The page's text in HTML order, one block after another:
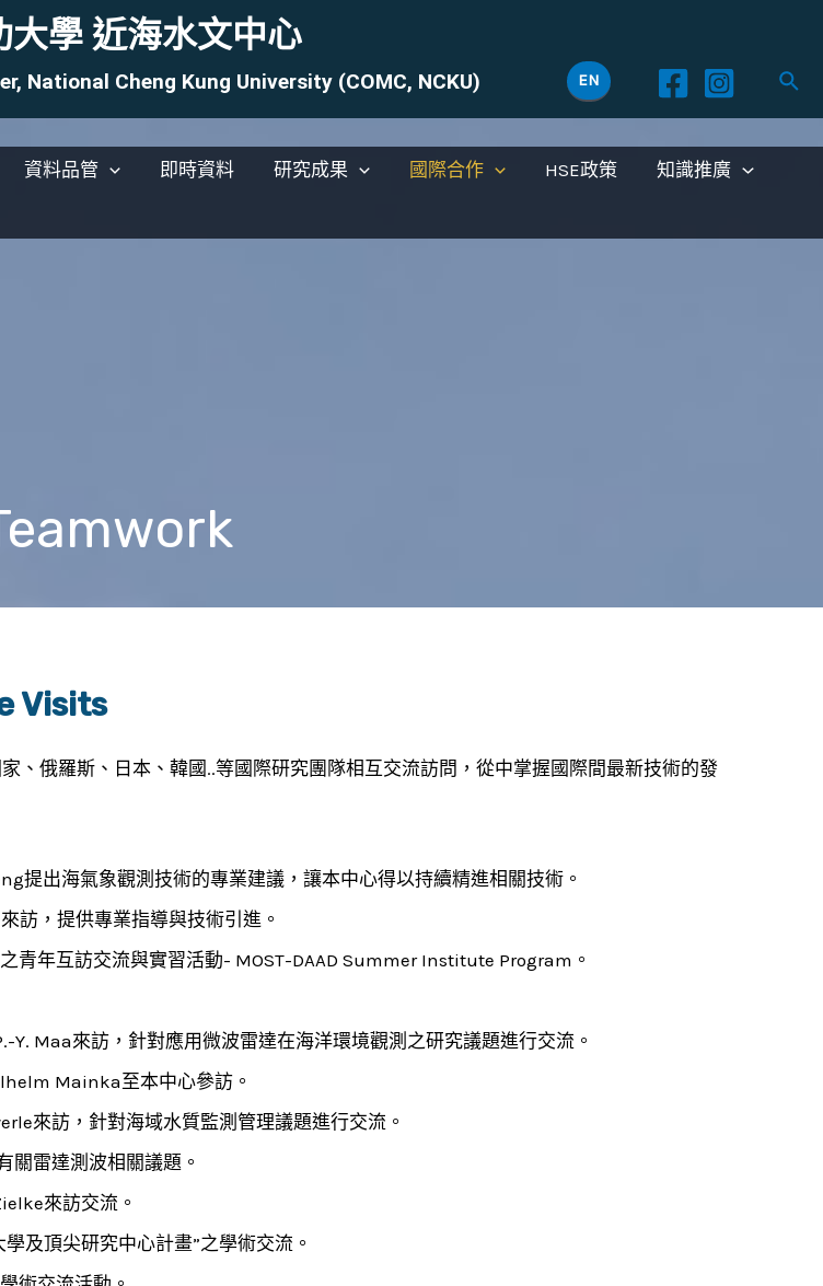
EN
資料品管 即時資料 研究成果 國際合作 HSE政策 知識推廣
大學 近海水文中心
National Cheng Kung University (COMC, NCKU)
Visits
、俄羅斯、日本、韓國..等國際研究團隊相互交流訪問，從中掌握國際間最新技術的發
提出海氣象觀測技術的專業建議，讓本中心得以持續精進相關技術。
訪，提供專業指導與技術引進。
青年互訪交流與實習活動- MOST-DAAD Summer Institute Program。
Maa來訪，針對應用微波雷達在海洋環境觀測之研究議題進行交流。
Mainka至本中心參訪。
來訪，針對海域水質監測管理議題進行交流。
關雷達測波相關議題。
來訪交流。
及頂尖研究中心計畫”之學術交流。